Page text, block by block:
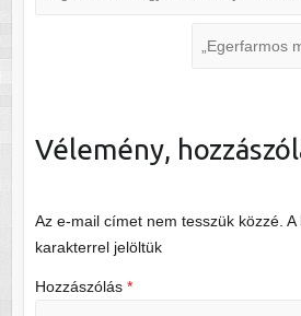
„Egerfarmos
Vélemény,
Az e-mail címet nem tesszük közzé. A
karakterrel jelöltük
Hozzászólás *